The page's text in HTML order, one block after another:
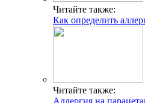
Читайте также:
Как определить
Читайте также:
Аллергия на